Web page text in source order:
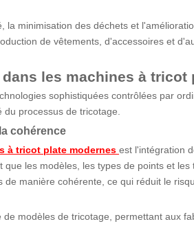
minimisation des déchets et
de vêtements, d'accessoires et
les machines à tricot
sophistiquées contrôlées par
processus de tricotage.
cohérence
à tricot plate modernes est l'intégration
les modèles, les types de points et
manière cohérente, ce qui réduit le
modèles de tricotage, permettant aux